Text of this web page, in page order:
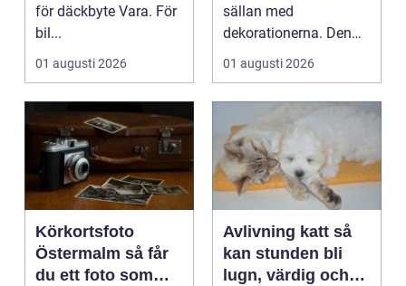
för däckbyte Vara. För
bil...
01 augusti 2026
sällan med
dekorationerna. Den
börjar i köket....
01 augusti 2026
Körkortsfoto
Östermalm så får
du ett foto som
Avlivning katt så
kan stunden bli
lugn, värdig och